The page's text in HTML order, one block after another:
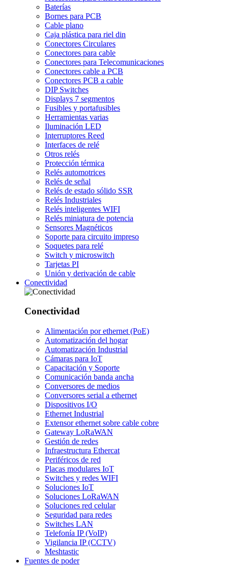
Baterías
Bornes para PCB
Cable plano
Caja plástica para riel din
Conectores Circulares
Conectores para cable
Conectores para Telecomunicaciones
Conectores cable a PCB
Conectores PCB a cable
DIP Switches
Displays 7 segmentos
Fusibles y portafusibles
Herramientas varias
Iluminación LED
Interruptores Reed
Interfaces de relé
Otros relés
Protección térmica
Relés automotrices
Relés de señal
Relés de estado sólido SSR
Relés Industriales
Relés inteligentes WIFI
Relés miniatura de potencia
Sensores Magnéticos
Soporte para circuito impreso
Soquetes para relé
Switch y microswitch
Tarjetas PI
Unión y derivación de cable
Conectividad
Conectividad
Alimentación por ethernet (PoE)
Automatización del hogar
Automatización Industrial
Cámaras para IoT
Capacitación y Soporte
Comunicación banda ancha
Conversores de medios
Conversores serial a ethernet
Dispositivos I/O
Ethernet Industrial
Extensor ethernet sobre cable cobre
Gateway LoRaWAN
Gestión de redes
Infraestructura Ethercat
Periféricos de red
Placas modulares IoT
Switches y redes WIFI
Soluciones IoT
Soluciones LoRaWAN
Soluciones red celular
Seguridad para redes
Switches LAN
Telefonía IP (VoIP)
Vigilancia IP (CCTV)
Meshtastic
Fuentes de poder